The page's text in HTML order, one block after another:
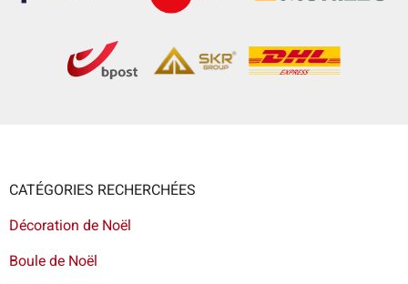
CATÉGORIES RECHERCHÉES
Décoration de Noël
Boule de Noël